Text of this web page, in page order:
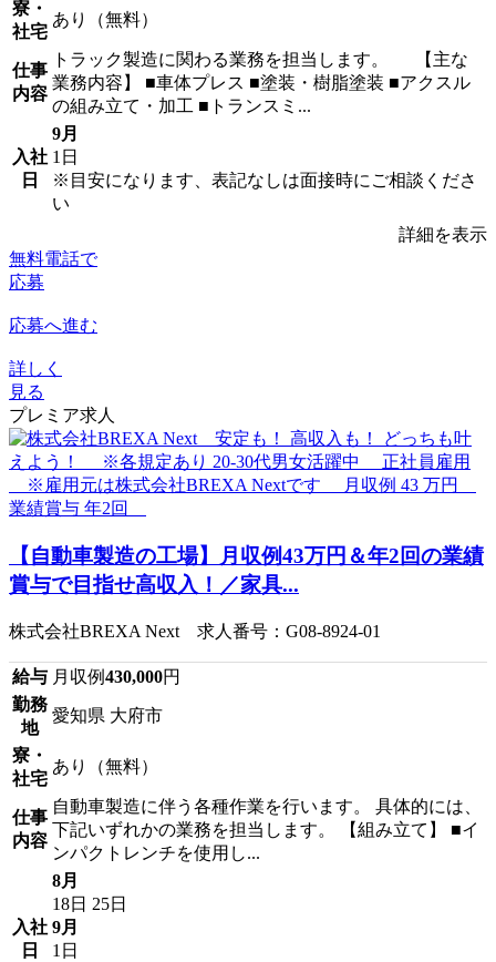
寮・
社宅
あり（無料）
仕事
内容
トラック製造に関わる業務を担当します。 【主な
業務内容】 ■車体プレス ■塗装・樹脂塗装 ■アクスル
の組み立て・加工 ■トランスミ...
入社
日
9月
1日
※目安になります、表記なしは面接時にご相談くださ
い
詳細を表示
無料電話で
応募
応募へ進む
詳しく
見る
プレミア求人
【自動車製造の工場】月収例43万円＆年2回の業績
賞与で目指せ高収入！／家具...
株式会社BREXA Next 求人番号：G08-8924-01
給与 月収例430,000円
勤務
地
愛知県 大府市
寮・
社宅
あり（無料）
仕事
内容
自動車製造に伴う各種作業を行います。 具体的には、
下記いずれかの業務を担当します。 【組み立て】 ■イ
ンパクトレンチを使用し...
入社
日
8月
18日 25日
9月
1日